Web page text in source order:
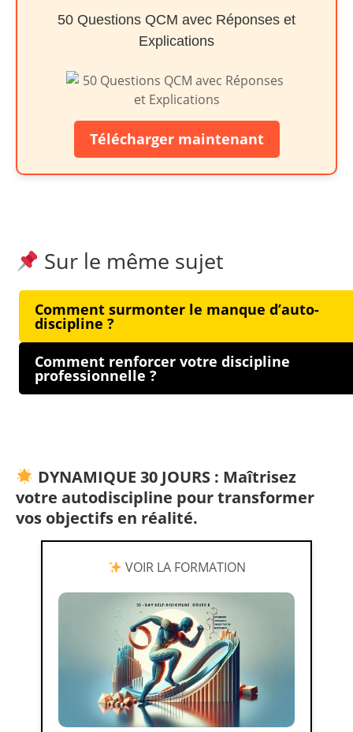
50 Questions QCM avec Réponses et
Explications
Télécharger maintenant
Sur le même sujet
Comment surmonter le manque d’auto-
discipline ?
Comment renforcer votre discipline
professionnelle ?
DYNAMIQUE 30 JOURS : Maîtrisez
votre autodiscipline pour transformer
vos objectifs en réalité.
VOIR LA FORMATION